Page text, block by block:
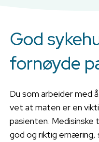
God
fornøyde
Du som arbeider med
vet at maten er en
pasienten.
god og riktig ernæring,